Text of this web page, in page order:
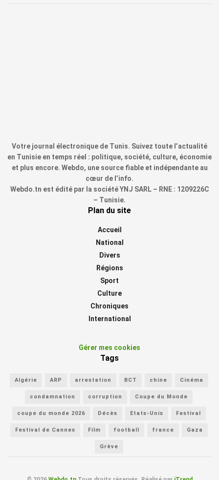
Votre journal électronique de Tunis. Suivez toute l’actualité
en Tunisie en temps réel : politique, société, culture, économie
et plus encore. Webdo, une source fiable et indépendante au
cœur de l’info.
Webdo.tn est édité par la société YNJ SARL – RNE : 1209226C
– Tunisie.
Plan du site
Accueil
National
Divers
Régions
Sport
Culture
Chroniques
International
Gérer mes cookies
Tags
Algérie ARP arrestation BCT chine Cinéma
condamnation corruption Coupe du Monde
coupe du monde 2026 Décès Etats-Unis Festival
Festival de Cannes Film football france Gaza
Grève